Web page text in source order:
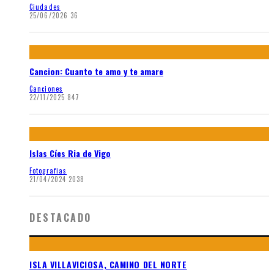
Ciudades
25/06/2026 36
Cancion: Cuanto te amo y te amare
Canciones
22/11/2025 847
Islas Cíes Ria de Vigo
Fotografias
21/04/2024 2038
DESTACADO
ISLA VILLAVICIOSA, CAMINO DEL NORTE